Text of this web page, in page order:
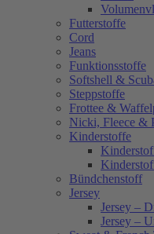
Futterstoffe
Cord
Jeans
Funktionsstoffe
Softshell &
Steppstoffe
Frottee &
Nicki, Fleece &
Kinderstoffe
Bündchenstoff
Jersey
Jersey –
Jersey –